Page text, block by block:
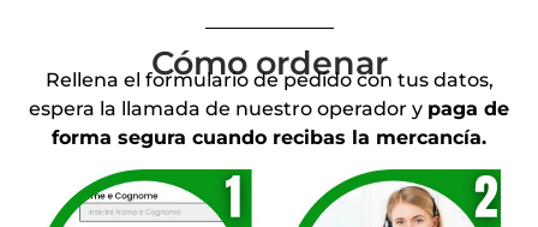
Cómo ordenar
Rellena el formulario de pedido con tus datos,
espera la llamada de nuestro operador y paga de
forma segura cuando recibas la mercancía.